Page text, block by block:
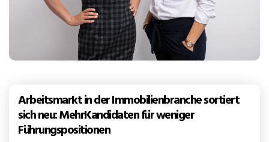
Arbeitsmarkt in der Immobilienbranche sortiert
sich neu: MehrKandidaten für weniger
Führungspositionen